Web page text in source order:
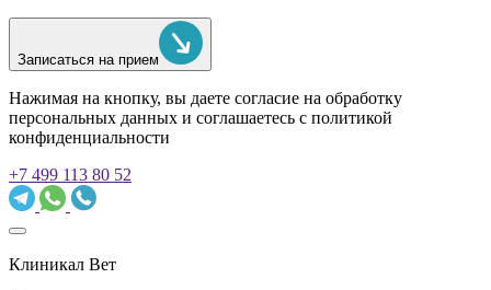
Записаться на прием
Нажимая на кнопку, вы даете согласие на обработку
персональных данных и соглашаетесь c политикой
конфиденциальности
+7 499 113 80 52
Клиникал Вет